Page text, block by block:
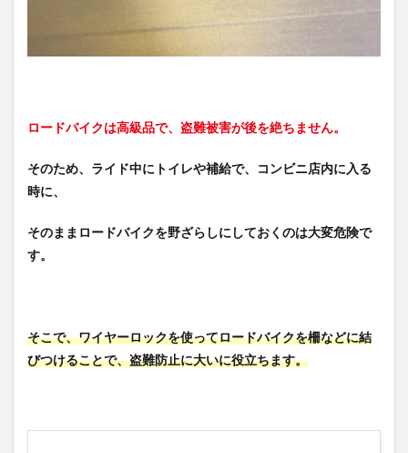
ロードバイクは高級品で、盗難被害が後を絶ちません。
そのため、ライド中にトイレや補給で、コンビニ店内に入る
時に、
そのままロードバイクを野ざらしにしておくのは大変危険で
す。
そこで、ワイヤーロックを使ってロードバイクを柵などに結
びつけることで、盗難防止に大いに役立ちます。